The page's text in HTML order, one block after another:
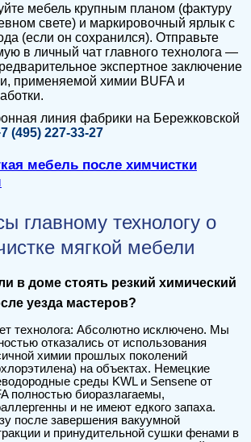
мебель крупным планом (фактуру
свете) и маркировочный ярлык с
(если он сохранился). Отправьте
в личный чат главного технолога —
экспертное заключение
применяемой химии BUFA и
линия фабрики на Бережковской
(495) 227-33-27
главному технологу о
мягкой мебели
в доме стоять резкий химический
уезда мастеров?
технолога: Абсолютно исключено. Мы
отказались от использования
химии прошлых поколений
на объектах. Немецкие
среды KWL и Sensene от
полностью биоразлагаемы,
и не имеют едкого запаха.
после завершения вакуумной
и принудительной сушки фенами в